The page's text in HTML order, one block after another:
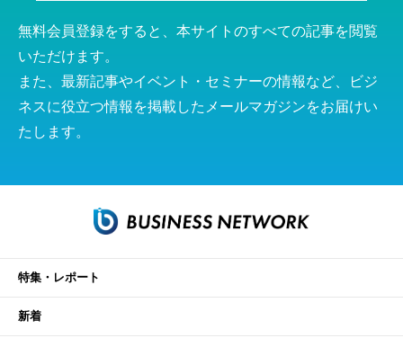
無料会員登録をすると、本サイトのすべての記事を閲覧
いただけます。
また、最新記事やイベント・セミナーの情報など、ビジ
ネスに役立つ情報を掲載したメールマガジンをお届けい
たします。
特集・レポート
新着